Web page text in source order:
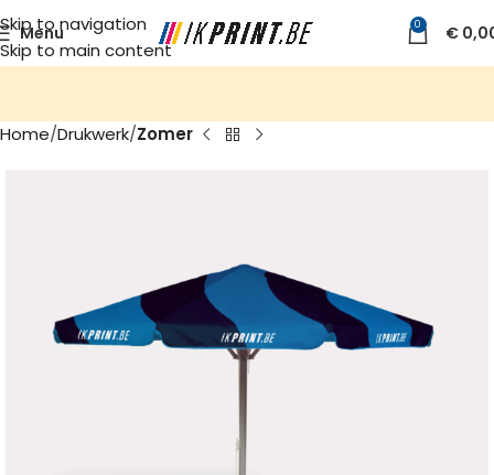
Skip to navigation
Skip to main content
Menu 0 €
Home Drukwerk Zomer